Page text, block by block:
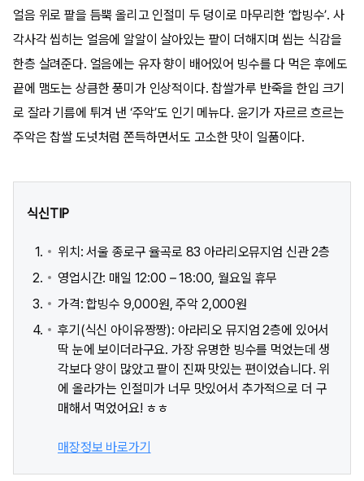
얼음 위로 팥을 듬뿍 올리고 인절미 두 덩이로 마무리한 ‘합빙수’. 사
각사각 씹히는 얼음에 알알이 살아있는 팥이 더해지며 씹는 식감을
한층 살려준다. 얼음에는 유자 향이 배어있어 빙수를 다 먹은 후에도
끝에 맴도는 상큼한 풍미가 인상적이다. 찹쌀가루 반죽을 한입 크기
로 잘라 기름에 튀겨 낸 ‘주악’도 인기 메뉴다. 윤기가 자르르 흐르는
주악은 찹쌀 도넛처럼 쫀득하면서도 고소한 맛이 일품이다.
식신TIP
위치: 서울 종로구 율곡로 83 아라리오뮤지엄 신관 2층
영업시간: 매일 12:00 – 18:00, 월요일 휴무
가격: 합빙수 9,000원, 주악 2,000원
후기(식신 아이유짱짱): 아라리오 뮤지엄 2층에 있어서
딱 눈에 보이더라구요. 가장 유명한 빙수를 먹었는데 생
각보다 양이 많았고 팥이 진짜 맛있는 편이었습니다. 위
에 올라가는 인절미가 너무 맛있어서 추가적으로 더 구
매해서 먹었어요! ㅎㅎ
매장정보 바로가기